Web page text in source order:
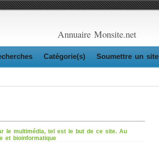
Annuaire Monsite.net
Catégorie(s) Soumettre un site
le multimédia, tel est le but de ce site. Au
et bioinformatique